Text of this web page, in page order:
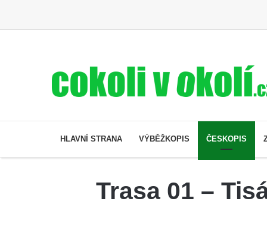
HLAVNÍ STRANA VÝBĚŽKOPIS ČESKOPIS
Trasa 01 –